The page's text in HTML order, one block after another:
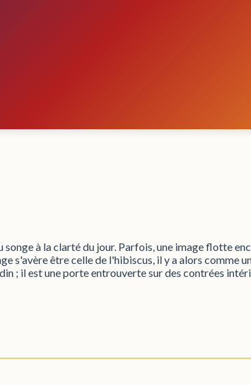
à la clarté du jour. Parfois, une image flotte
s'avère être celle de l'hibiscus, il y a alors comme
; il est une porte entrouverte sur des contrées